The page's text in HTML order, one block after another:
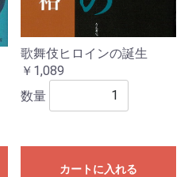
歌舞伎ヒロインの誕生
￥1,089
数量
カートに入れる